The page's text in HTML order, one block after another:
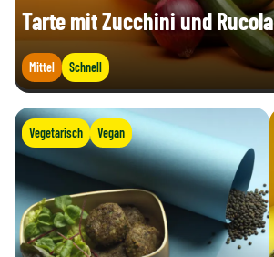
Tarte mit Zucchini und Rucola
Mittel Schnell
Vegetarisch Vegan